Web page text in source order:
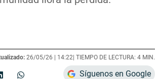
26/05/26 | 14:22| TIEMPO DE LECTURA: 4 MIN.
Síguenos en Google